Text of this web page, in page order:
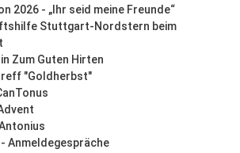
2026 - „Ihr seid meine Freunde“
Stuttgart-Nordstern beim
Zum Guten Hirten
"Goldherbst"
- Anmeldegespräche